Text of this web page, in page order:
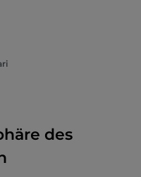
des